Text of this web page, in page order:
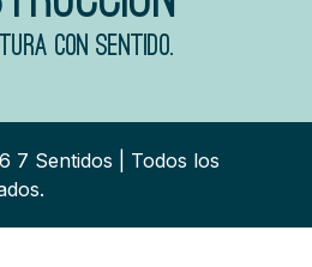
con sentido.
7 Sentidos | Todos los